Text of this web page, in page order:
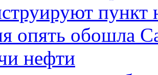
пункт
опять обошла
нефти